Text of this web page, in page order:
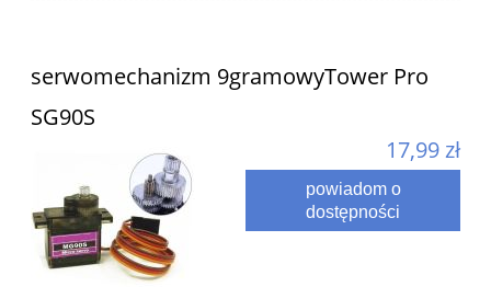
serwomechanizm 9gramowyTower Pro
SG90S
17,99 zł
powiadom o
dostępności